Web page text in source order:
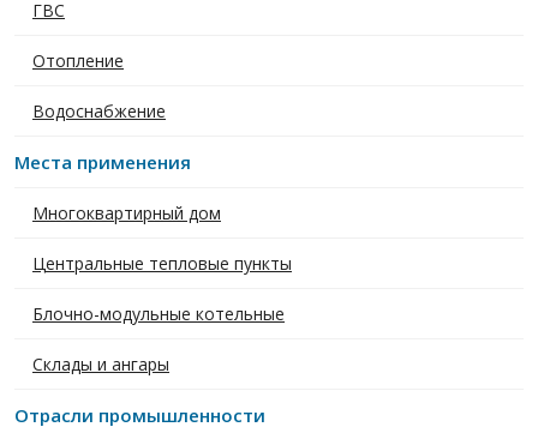
ГВС
Отопление
Водоснабжение
Места применения
Многоквартирный дом
Центральные тепловые пункты
Блочно-модульные котельные
Склады и ангары
Отрасли промышленности